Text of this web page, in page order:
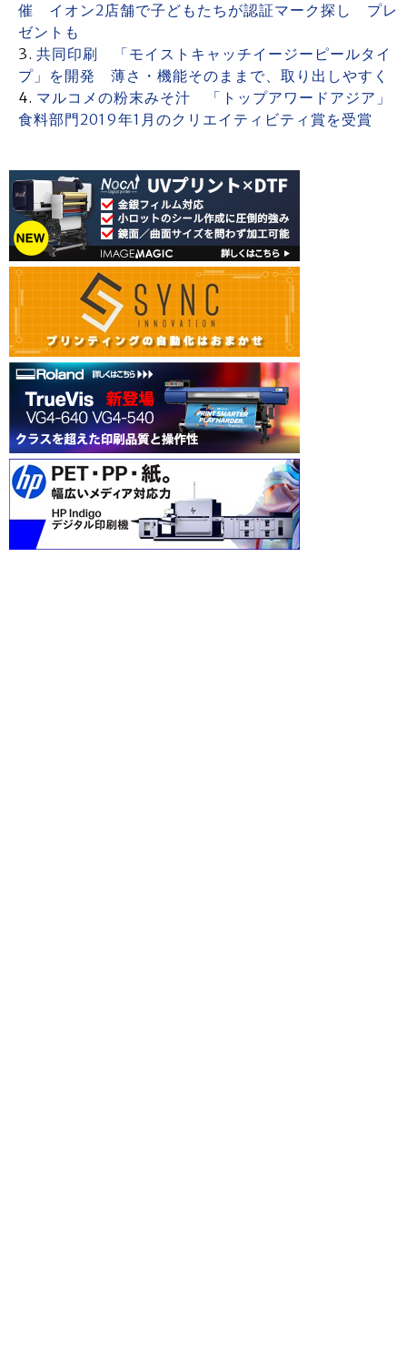
催 イオン2店舗で子どもたちが認証マーク探し プレ
ゼントも
共同印刷 「モイストキャッチイージーピールタイ
プ」を開発 薄さ・機能そのままで、取り出しやすく
マルコメの粉末みそ汁 「トップアワードアジア」
食料部門2019年1月のクリエイティビティ賞を受賞